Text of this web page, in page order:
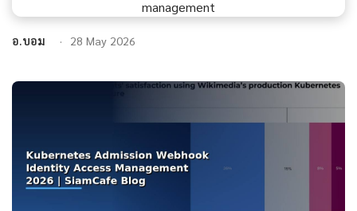
อ.บอม 28 May 2026